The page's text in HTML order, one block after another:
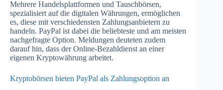
Mehrere Handelsplattformen und Tauschbörsen,
spezialisiert auf die digitalen Währungen, ermöglichen
es, diese mit verschiedensten Zahlungsanbietern zu
handeln. PayPal ist dabei die beliebteste und am meisten
nachgefragte Option. Meldungen deuteten zudem
darauf hin, dass der Online-Bezahldienst an einer
eigenen Kryptowährung arbeitet.
Kryptobörsen bieten PayPal als Zahlungsoption an